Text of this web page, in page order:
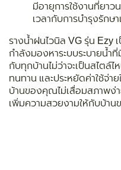
มีอายุการใช้งานที่ยาว
เวลากับการบำรุงรักษ
รางน้ำฝนไวนิล VG รุ่น Ezy
กำลังมองหาระบบระบายน้ำ
กับทุกบ้านไม่ว่าจะเป็นสไตล์
ทนทาน และประหยัดค่าใช้จ่า
บ้านของคุณไม่เสื่อมสภาพง่
เพิ่มความสวยงามให้กับบ้า